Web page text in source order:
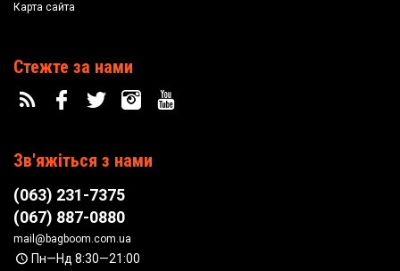
Карта сайта
Стежте за нами
Зв'яжіться з нами
(063) 231-7375
(067) 887-0880
mail@bagboom.com.ua
Пн—Нд 8:30—21:00